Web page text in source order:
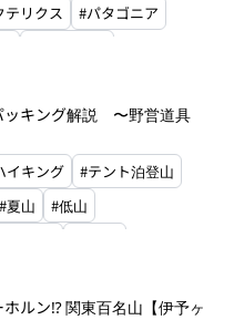
テリクス
#パタゴニア
イス
ー
#モンベル
#ラブ
キング解説 〜野営道具
イキング
#テント泊登山
#夏山
#低山
#ベルモント
#ソーヤー
ルン⁉ 関東百名山【伊予ヶ